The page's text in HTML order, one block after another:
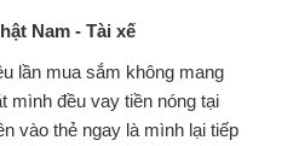
Nam - Tài xế
lần mua sắm không mang
mình đều vay tiền nóng tại
vào thẻ ngay là mình lại tiếp